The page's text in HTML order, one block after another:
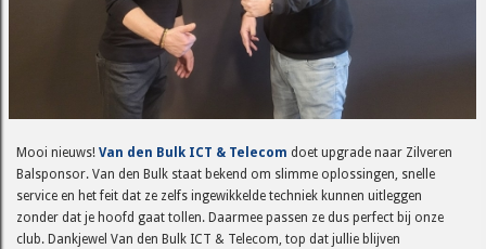
Mooi nieuws! Van den Bulk ICT & Telecom doet upgrade naar Zilveren
Balsponsor. Van den Bulk staat bekend om slimme oplossingen, snelle
service en het feit dat ze zelfs ingewikkelde techniek kunnen uitleggen
zonder dat je hoofd gaat tollen. Daarmee passen ze dus perfect bij onze
club. Dankjewel Van den Bulk ICT & Telecom, top dat jullie blijven